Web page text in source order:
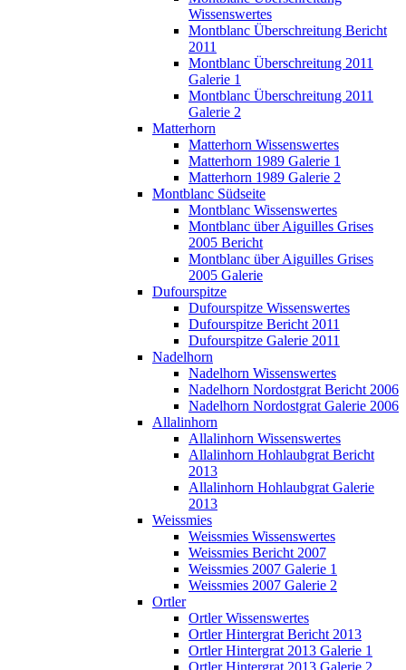
Wissenswertes
Montblanc Überschreitung Bericht
2011
Montblanc Überschreitung 2011
Galerie 1
Montblanc Überschreitung 2011
Galerie 2
Matterhorn
Matterhorn Wissenswertes
Matterhorn 1989 Galerie 1
Matterhorn 1989 Galerie 2
Montblanc Südseite
Montblanc Wissenswertes
Montblanc über Aiguilles Grises
2005 Bericht
Montblanc über Aiguilles Grises
2005 Galerie
Dufourspitze
Dufourspitze Wissenswertes
Dufourspitze Bericht 2011
Dufourspitze Galerie 2011
Nadelhorn
Nadelhorn Wissenswertes
Nadelhorn Nordostgrat Bericht 2006
Nadelhorn Nordostgrat Galerie 2006
Allalinhorn
Allalinhorn Wissenswertes
Allalinhorn Hohlaubgrat Bericht
2013
Allalinhorn Hohlaubgrat Galerie
2013
Weissmies
Weissmies Wissenswertes
Weissmies Bericht 2007
Weissmies 2007 Galerie 1
Weissmies 2007 Galerie 2
Ortler
Ortler Wissenswertes
Ortler Hintergrat Bericht 2013
Ortler Hintergrat 2013 Galerie 1
Ortler Hintergrat 2013 Galerie 2